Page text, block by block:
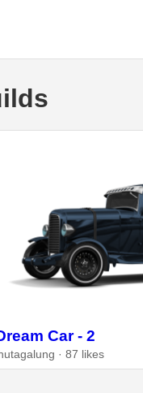
Car - 2
· 87 likes